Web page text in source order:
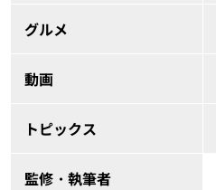
グルメ
動画
トピックス
監修・執筆者